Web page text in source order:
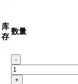
库
存
数量
-
+